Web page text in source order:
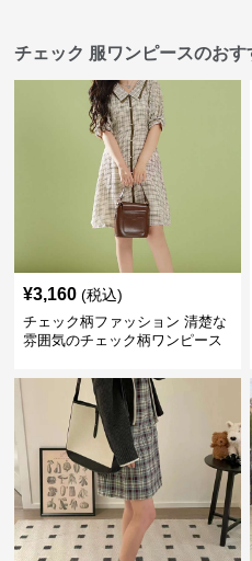
チェック 服ワンピースのおす
¥3,160 (税込)
チェック柄ファッション 清楚な
雰囲気のチェック柄ワンピース